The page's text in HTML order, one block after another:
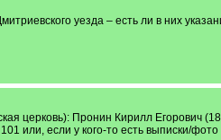
уезда – есть ли в них
церковь): Пронин Кирилл Егорович
или, если у кого-то есть выписки/